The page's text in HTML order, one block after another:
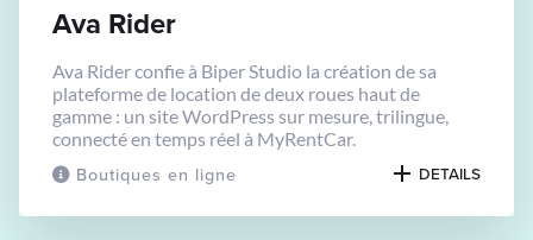
Boutiques en ligne
Ava Rider
Ava Rider confie à Biper Studio la création de sa
plateforme de location de deux roues haut de
gamme : un site WordPress sur mesure, trilingue,
connecté en temps réel à MyRentCar.
DETAILS